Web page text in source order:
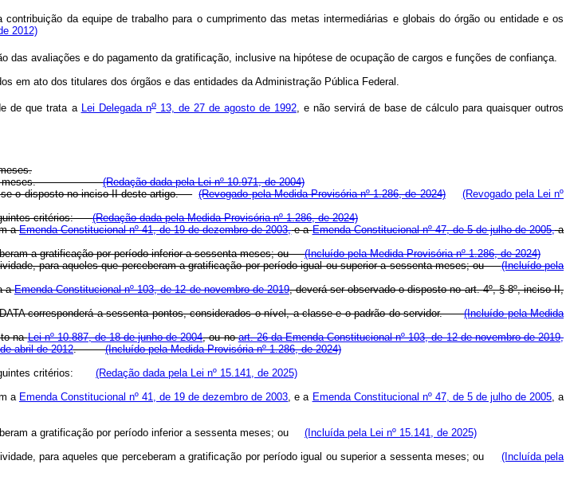
da equipe de trabalho para o cumprimento das metas intermediárias e globais do órgão ou entidade e os
2012)
avaliações e do pagamento da gratificação, inclusive na hipótese de ocupação de cargos e funções de confiança.
em ato dos titulares dos órgãos e das entidades da Administração Pública Federal.
de que trata a Lei Delegada no13, de 27 de agosto de 1992, e não servirá de base de cálculo para quaisquer outros
(sessenta) meses.(Redação dada pela Lei nº 10.971, de 2004)
se o disposto no inciso II deste artigo. (Revogado pela Medida Provisória nº 1.286, de 2024)
(Revogado pela Lei nº
critérios:(Redação dada pela Medida Provisória nº 1.286, de 2024)
aEmenda Constitucional nº 41, de 19 de dezembro de 2003,e aEmenda Constitucional nº 47, de 5 de julho de 2005,a
a gratificação por período inferior a sessenta meses; ou(Incluído pela Medida Provisória nº 1.286, de 2024)
para aqueles que perceberam a gratificação por período igual ou superior a sessenta meses; ou(Incluído pela
aEmenda Constitucional nº 103, de 12 de novembro de 2019, deverá ser observado o disposto no art. 4º, § 8º, inciso II,
corresponderá a sessenta pontos, considerados o nível, a classe e o padrão do servidor.(Incluído pela Medida
naLei nº 10.887, de 18 de junho de 2004, ou noart. 26 da Emenda Constitucional nº 103, de 12 de novembro de 2019,
abril de 2012.(Incluído pela Medida Provisória nº 1.286, de 2024)
critérios: (Redação dada pela Lei nº 15.141, de 2025)
a Emenda Constitucional nº 41, de 19 de dezembro de 2003, e a Emenda Constitucional nº 47, de 5 de julho de 2005, a
a gratificação por período inferior a sessenta meses; ou (Incluída pela Lei nº 15.141, de 2025)
para aqueles que perceberam a gratificação por período igual ou superior a sessenta meses; ou (Incluída pela